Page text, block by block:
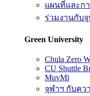
แผนที่และก
ร่วมงานกับจุ
Green University
Chula Zero
CU Shuttle
MuvMi
จุฬาฯ กับคว